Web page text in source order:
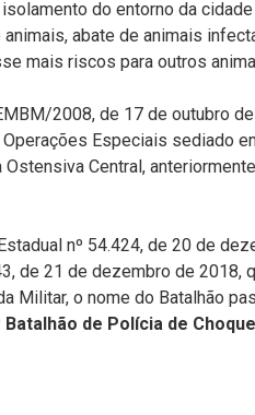
do entorno da
abate de animais
mais riscos para outros
2008, de 17 de outubro
Especiais sediado
Central,
nº 54.424, de 20 de
de 21 de dezembro de 2018,
Militar, o nome do Batalhão
Batalhão de Polícia de